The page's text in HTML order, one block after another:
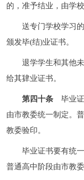
的，准予结业，由学
送专门学校学习的
颁发毕(结)业证书。
退学学生和其他未
给其肄业证书。
第四十条 毕业证
由市教委统一制定。
教委验印。
毕业证书要有统一
普通高中阶段由市教委